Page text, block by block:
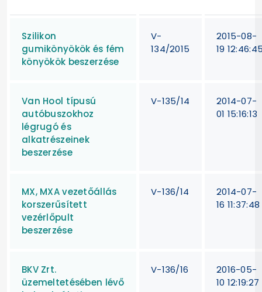
Szilikon
gumikönyökök és fém
könyökök beszerzése
V-
134/2015
2015-08-
19
Van Hool típusú
autóbuszokhoz
légrugó és
alkatrészeinek
beszerzése
V-135/14
2014-07-
01 15:16:13
MX, MXA vezetőállás
korszerűsített
vezérlőpult
beszerzése
V-136/14
2014-07-
16 11:37:48
BKV Zrt.
üzemeltetésében lévő
V-136/16
2016-05-
10 12:19:27